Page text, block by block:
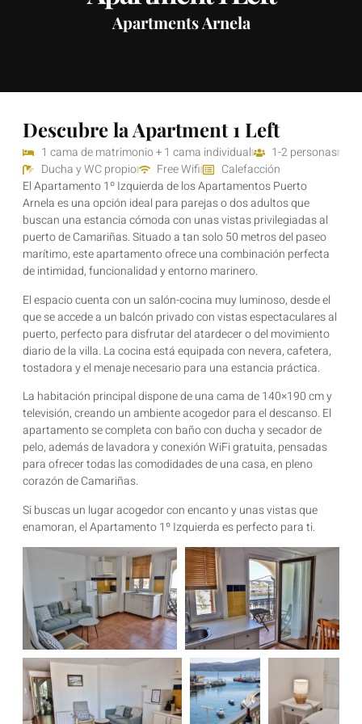
Apartments Arnela
Descubre la Apartment 1 Left
1 cama de matrimonio + 1 cama individual
1-2 personas
Ducha y WC propio
Free Wifi
Calefacción
El Apartamento 1º Izquierda de los Apartamentos Puerto
Arnela es una opción ideal para parejas o dos adultos que
buscan una estancia cómoda con unas vistas privilegiadas al
puerto de Camariñas. Situado a tan solo 50 metros del paseo
marítimo, este apartamento ofrece una combinación perfecta
de intimidad, funcionalidad y entorno marinero.
El espacio cuenta con un salón-cocina muy luminoso, desde el
que se accede a un balcón privado con vistas espectaculares al
puerto, perfecto para disfrutar del atardecer o del movimiento
diario de la villa. La cocina está equipada con nevera, cafetera,
tostadora y el menaje necesario para una estancia práctica.
La habitación principal dispone de una cama de 140×190 cm y
televisión, creando un ambiente acogedor para el descanso. El
apartamento se completa con baño con ducha y secador de
pelo, además de lavadora y conexión WiFi gratuita, pensadas
para ofrecer todas las comodidades de una casa, en pleno
corazón de Camariñas.
Si buscas un lugar acogedor con encanto y unas vistas que
enamoran, el Apartamento 1º Izquierda es perfecto para ti.